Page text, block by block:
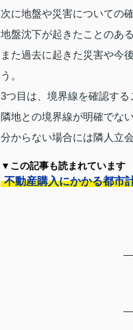
次に地盤や災害についての確
地盤沈下が起きたことのあ
また過去に起きた災害や今
う。
3つ目は、境界線を確認する
隣地との境界線が明確でな
分からない場合には隣人立
▼この記事も読まれています
不動産購入にかかる都市